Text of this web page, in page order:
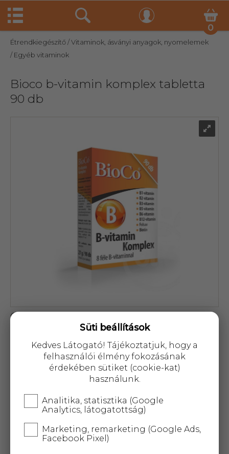
0
Étrendkiegészítő/ Vitaminok, ásványi anyagok, nyomelemek
/ Egyéb vitaminok
Bioco b-vitamin komplex tabletta
90 db
Cikkszám: 41874
KOSÁRBA
25 000 Ftfelett5 kg-ig ingyenes kiszállítás!
Süti beállítások
Kedves Látogató! Tájékoztatjuk, hogy a
felhasználói élmény fokozásának
érdekében sütiket (cookie-kat)
használunk.
Analitika, statisztika (Google
Analytics, látogatottság)
Marketing, remarketing (Google Ads,
Facebook Pixel)